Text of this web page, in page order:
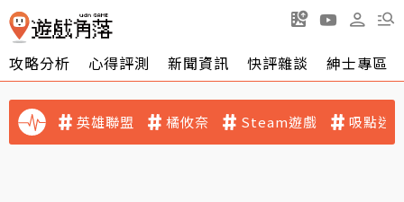
攻略分析 心得評測 新聞資訊 快評雜談 紳士專區
英雄聯盟 橘攸奈 Steam遊戲 吸點迷